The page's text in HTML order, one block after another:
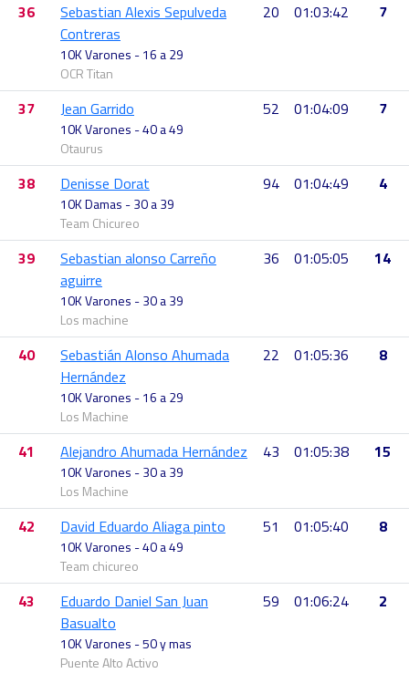
36
Sebastian Alexis Sepulveda
Contreras
10K Varones - 16 a 29
OCR Titan
20 01:03:42 7
37 Jean Garrido
10K Varones - 40 a 49
Otaurus
52 01:04:09 7
38 Denisse Dorat
10K Damas - 30 a 39
Team Chicureo
94 01:04:49 4
39
Sebastian alonso Carreño
aguirre
10K Varones - 30 a 39
Los machine
36 01:05:05 14
40
Sebastián Alonso Ahumada
Hernández
10K Varones - 16 a 29
Los Machine
22 01:05:36 8
41 Alejandro Ahumada Hernández
10K Varones - 30 a 39
Los Machine
43 01:05:38 15
42 David Eduardo Aliaga pinto
10K Varones - 40 a 49
Team chicureo
51 01:05:40 8
43
Eduardo Daniel San Juan
Basualto
10K Varones - 50 y mas
Puente Alto Activo
59 01:06:24 2